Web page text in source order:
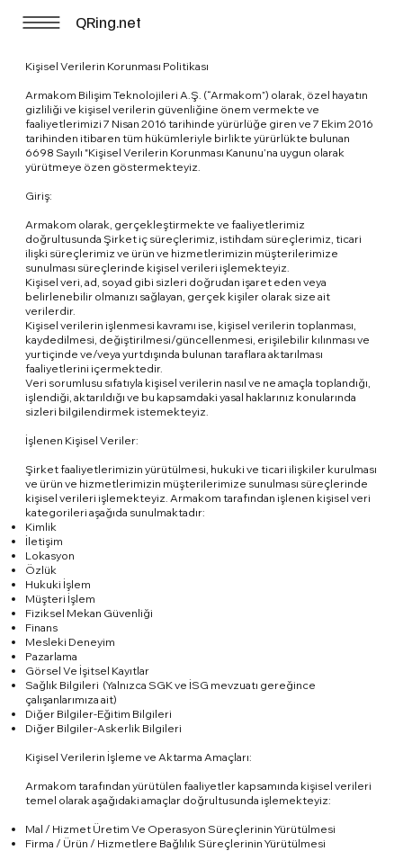
QRing.net
Kişisel Verilerin Korunması Politikası
Armakom Bilişim Teknolojileri A.Ş. (“Armakom”) olarak, özel hayatın
gizliliği ve kişisel verilerin güvenliğine önem vermekte ve
faaliyetlerimizi 7 Nisan 2016 tarihinde yürürlüğe giren ve 7 Ekim 2016
tarihinden itibaren tüm hükümleriyle birlikte yürürlükte bulunan
6698 Sayılı "Kişisel Verilerin Korunması Kanunu’na uygun olarak
yürütmeye özen göstermekteyiz.
Giriş:
Armakom olarak, gerçekleştirmekte ve faaliyetlerimiz
doğrultusunda Şirket iç süreçlerimiz, istihdam süreçlerimiz, ticari
ilişki süreçlerimiz ve ürün ve hizmetlerimizin müşterilerimize
sunulması süreçlerinde kişisel verileri işlemekteyiz.
Kişisel veri, ad, soyad gibi sizleri doğrudan işaret eden veya
belirlenebilir olmanızı sağlayan, gerçek kişiler olarak size ait
verilerdir.
Kişisel verilerin işlenmesi kavramı ise, kişisel verilerin toplanması,
kaydedilmesi, değiştirilmesi/güncellenmesi, erişilebilir kılınması ve
yurtiçinde ve/veya yurtdışında bulunan taraflara aktarılması
faaliyetlerini içermektedir.
Veri sorumlusu sıfatıyla kişisel verilerin nasıl ve ne amaçla toplandığı,
işlendiği, aktarıldığı ve bu kapsamdaki yasal haklarınız konularında
sizleri bilgilendirmek istemekteyiz.
İşlenen Kişisel Veriler:
Şirket faaliyetlerimizin yürütülmesi, hukuki ve ticari ilişkiler kurulması
ve ürün ve hizmetlerimizin müşterilerimize sunulması süreçlerinde
kişisel verileri işlemekteyiz. Armakom tarafından işlenen kişisel veri
kategorileri aşağıda sunulmaktadır:
Kimlik
İletişim
Lokasyon
Özlük
Hukuki İşlem
Müşteri İşlem
Fiziksel Mekan Güvenliği
Finans
Mesleki Deneyim
Pazarlama
Görsel Ve İşitsel Kayıtlar
Sağlık Bilgileri (Yalnızca SGK ve İSG mevzuatı gereğince
çalışanlarımıza ait)
Diğer Bilgiler-Eğitim Bilgileri
Diğer Bilgiler-Askerlik Bilgileri
Kişisel Verilerin İşleme ve Aktarma Amaçları:
Armakom tarafından yürütülen faaliyetler kapsamında kişisel verileri
temel olarak aşağıdaki amaçlar doğrultusunda işlemekteyiz:
Mal / Hizmet Üretim Ve Operasyon Süreçlerinin Yürütülmesi
Firma / Ürün / Hizmetlere Bağlılık Süreçlerinin Yürütülmesi